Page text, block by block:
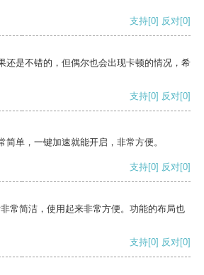
支持[0] 反对[0]
还是不错的，但偶尔也会出现卡顿的情况，希
支持[0] 反对[0]
简单，一键加速就能开启，非常方便。
支持[0] 反对[0]
常简洁，使用起来非常方便。功能的布局也
支持[0] 反对[0]